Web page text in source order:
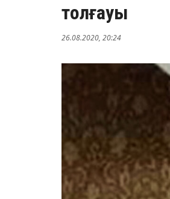
толғауы
26.08.2020, 20:24